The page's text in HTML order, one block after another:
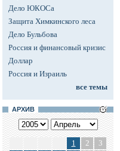
Дело ЮКОСа
Защита Химкинского леса
Дело Бульбова
Россия и финансовый кризис
Доллар
Россия и Израиль
все темы
АРХИВ
1 2
3